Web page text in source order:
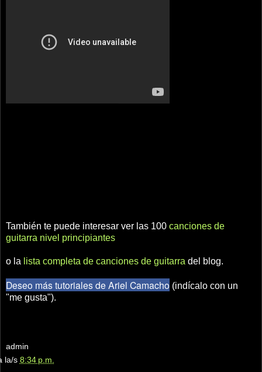
También te puede interesar ver las 100 canciones de
guitarra nivel principiantes
o la lista completa de canciones de guitarra del blog.
Deseo más tutoriales de Ariel Camacho (indícalo con un
"me gusta").
admin
la/s 8:34 p.m.